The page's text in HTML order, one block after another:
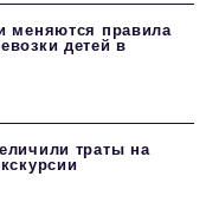
меняются правила
детей в
траты на